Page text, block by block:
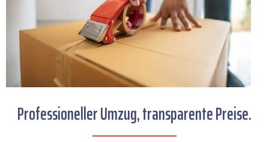
Professioneller Umzug, transparente Preise.